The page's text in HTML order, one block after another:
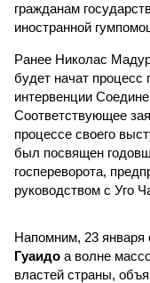
гражданам
иностранной
Ранее Николас
будет начат процесс
интервенции
Соответствующее
процессе своего
был посвящен
госпереворота,
руководством с Уго
Напомним, 23 января
Гуаидо а волне
властей страны,